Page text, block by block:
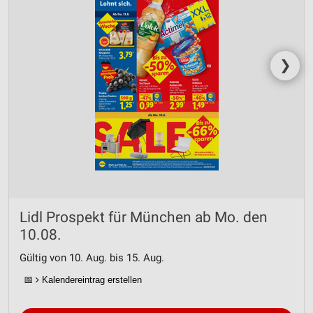
❯
Lidl Prospekt für München ab Mo. den
10.08.
Gültig von 10. Aug. bis 15. Aug.
📅 Kalendereintrag erstellen